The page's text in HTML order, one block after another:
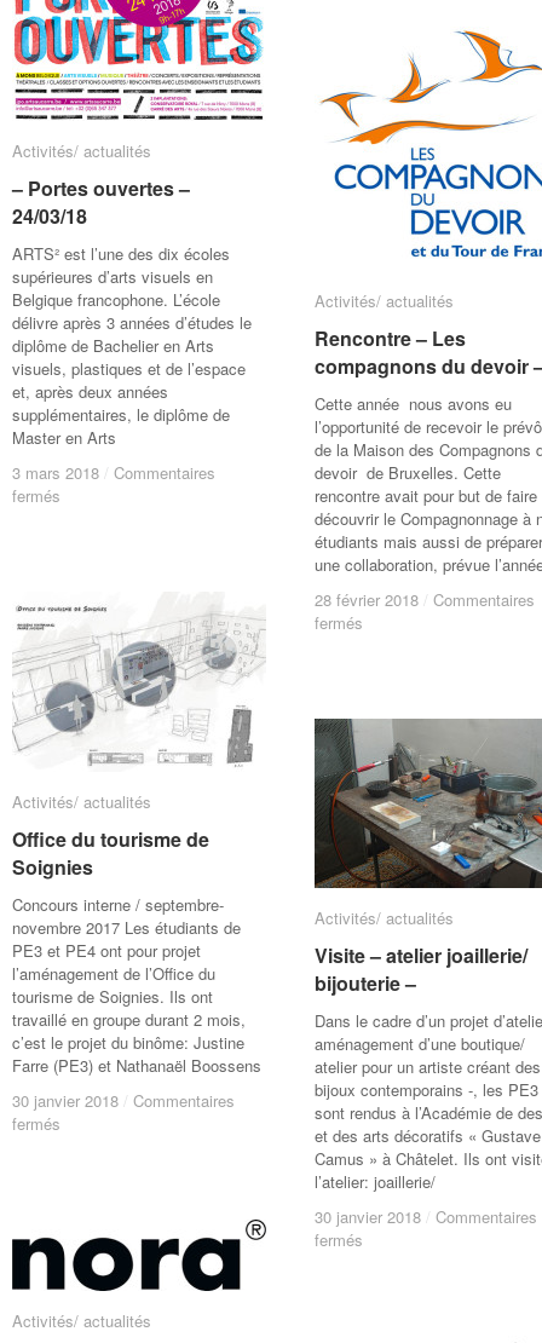
Activités/ actualités
– Portes ouvertes –
24/03/18
ARTS² est l’une des dix écoles
supérieures d’arts visuels en
Belgique francophone. L’école
délivre après 3 années d’études le
diplôme de Bachelier en Arts
visuels, plastiques et de l’espace
et, après deux années
supplémentaires, le diplôme de
Master en Arts
3 mars 2018 / Commentaires
fermés
24/03/18
Activités/ actualités
– Portes ouvertes –
24/03/18
3 mars 2018 / Commentaires
fermés
24/03/18
Activités/ actualités
Rencontre – Les
compagnons du devoir
Cette année nous avons eu
l’opportunité de recevoir le
de la Maison des Compagnons
devoir de Bruxelles. Cette
rencontre avait pour but de faire
découvrir le Compagnonnage à
étudiants mais aussi de préparer
une collaboration, prévue
28 février 2018 / Commentaires
fermés
compagnons
devoir
–
Activités/ actualités
Rencontre – Les
compagnons du devoir
28 février 2018 / Commentaires
fermés
compagnons
devoir
–
Activités/ actualités
Office du tourisme de
Soignies
Concours interne / septembre-
novembre 2017 Les étudiants de
PE3 et PE4 ont pour projet
l’aménagement de l’Office du
tourisme de Soignies. Ils ont
travaillé en groupe durant 2 mois,
c’est le projet du binôme: Justine
Farre (PE3) et Nathanaël Boossens
30 janvier 2018 / Commentaires
fermés
Soignies
Activités/ actualités
Office du tourisme de
Soignies
30 janvier 2018 / Commentaires
fermés
Soignies
Activités/ actualités
Visite – atelier joaillerie/
bijouterie –
Dans le cadre d’un projet
aménagement d’une boutique/
atelier pour un artiste créant des
bijoux contemporains -, les
sont rendus à l’Académie de
et des arts décoratifs « Gustave
Camus » à Châtelet. Ils ont
l’atelier: joaillerie/
30 janvier 2018 / Commentaires
fermés
Activités/ actualités
Visite – atelier joaillerie/
bijouterie –
30 janvier 2018 / Commentaires
fermés
Activités/ actualités
Activités/ actualités